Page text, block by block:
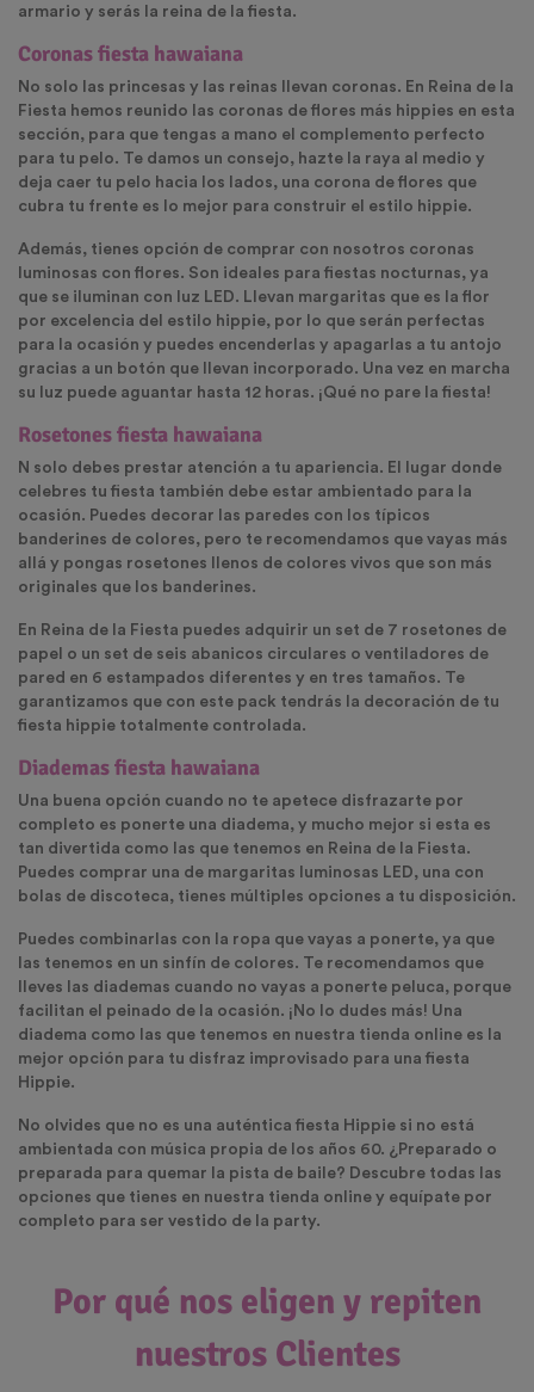
armario y serás la reina de la fiesta.
Coronas fiesta hawaiana
No solo las princesas y las reinas llevan coronas. En Reina de la
Fiesta hemos reunido las coronas de flores más hippies en esta
sección, para que tengas a mano el complemento perfecto
para tu pelo. Te damos un consejo, hazte la raya al medio y
deja caer tu pelo hacia los lados, una corona de flores que
cubra tu frente es lo mejor para construir el estilo hippie.
Además, tienes opción de comprar con nosotros coronas
luminosas con flores. Son ideales para fiestas nocturnas, ya
que se iluminan con luz LED. Llevan margaritas que es la flor
por excelencia del estilo hippie, por lo que serán perfectas
para la ocasión y puedes encenderlas y apagarlas a tu antojo
gracias a un botón que llevan incorporado. Una vez en marcha
su luz puede aguantar hasta 12 horas. ¡Qué no pare la fiesta!
Rosetones fiesta hawaiana
N solo debes prestar atención a tu apariencia. El lugar donde
celebres tu fiesta también debe estar ambientado para la
ocasión. Puedes decorar las paredes con los típicos
banderines de colores, pero te recomendamos que vayas más
allá y pongas rosetones llenos de colores vivos que son más
originales que los banderines.
En Reina de la Fiesta puedes adquirir un set de 7 rosetones de
papel o un set de seis abanicos circulares o ventiladores de
pared en 6 estampados diferentes y en tres tamaños. Te
garantizamos que con este pack tendrás la decoración de tu
fiesta hippie totalmente controlada.
Diademas fiesta hawaiana
Una buena opción cuando no te apetece disfrazarte por
completo es ponerte una diadema, y mucho mejor si esta es
tan divertida como las que tenemos en Reina de la Fiesta.
Puedes comprar una de margaritas luminosas LED, una con
bolas de discoteca, tienes múltiples opciones a tu disposición.
Puedes combinarlas con la ropa que vayas a ponerte, ya que
las tenemos en un sinfín de colores. Te recomendamos que
lleves las diademas cuando no vayas a ponerte peluca, porque
facilitan el peinado de la ocasión. ¡No lo dudes más! Una
diadema como las que tenemos en nuestra tienda online es la
mejor opción para tu disfraz improvisado para una fiesta
Hippie.
No olvides que no es una auténtica fiesta Hippie si no está
ambientada con música propia de los años 60. ¿Preparado o
preparada para quemar la pista de baile? Descubre todas las
opciones que tienes en nuestra tienda online y equípate por
completo para ser vestido de la party.
Por qué nos eligen y repiten
nuestros Clientes